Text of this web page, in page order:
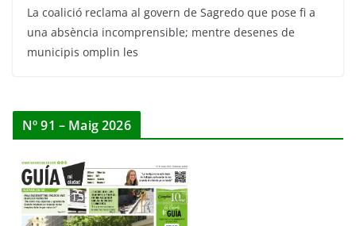
La coalició reclama al govern de Sagredo que pose fi a
una absència incomprensible; mentre desenes de
municipis omplin les
Nº 91 – Maig 2026